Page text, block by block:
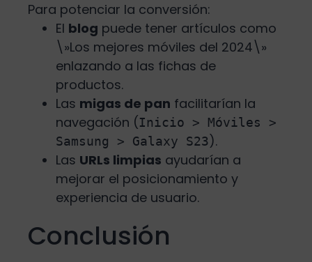
Para potenciar la conversión:
El blog puede tener artículos como
\»Los mejores móviles del 2024\»
enlazando a las fichas de
productos.
Las migas de pan facilitarían la
navegación (Inicio > Móviles >
Samsung > Galaxy S23).
Las URLs limpias ayudarían a
mejorar el posicionamiento y
experiencia de usuario.
Conclusión